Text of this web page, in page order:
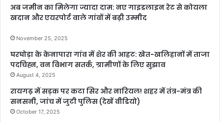
अब जमीन का मिलेगा ज्यादा दाम: नए गाइडलाइन रेट से कोयला
खदान और एयरपोर्ट वाले गांवों में बढ़ी उम्मीद
November 25, 2025
घरघोड़ा के केनापारा गांव में शेर की आहट: खेत-खलिहानों में ताजा
पदचिह्न, वन विभाग सतर्क, ग्रामीणों के लिए सुझाव
August 4, 2025
रायगढ़ में सड़क पर कटा सिर और नारियल! शहर में तंत्र-मंत्र की
सनसनी, जांच में जुटी पुलिस (देखें वीडियो)
October 17, 2025